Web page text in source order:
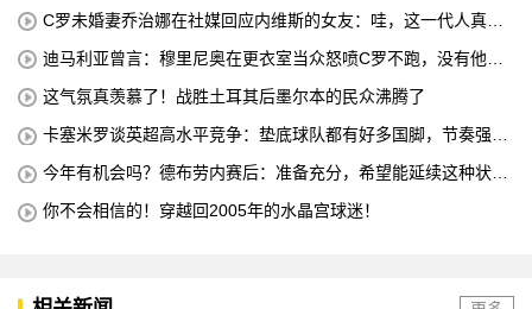
C罗未婚妻乔治娜在社媒回应内维斯的女友：哇，这一代人真劲
迪马利亚曾言：穆里尼奥在更衣室当众怒喷C罗不跑，没有他不
这气氛真羡慕了！战胜土耳其后墨尔本的民众沸腾了
卡塞米罗谈英超高水平竞争：垫底球队都有好多国脚，节奏强度
今年有机会吗？德布劳内赛后：准备充分，希望能延续这种状
你不会相信的！穿越回2005年的水晶宫球迷！